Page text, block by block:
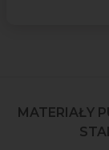
MATERIAŁY